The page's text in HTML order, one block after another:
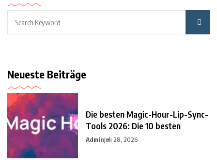
Neueste Beiträge
Die besten Magic-Hour-Lip-Sync-
Tools 2026: Die 10 besten
AdminJuli 28, 2026